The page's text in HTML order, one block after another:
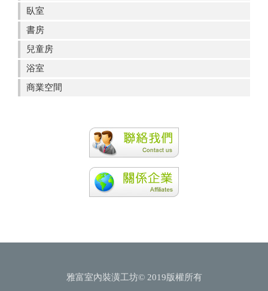
臥室
書房
兒童房
浴室
商業空間
雅富室內裝潢工坊© 2019版權所有